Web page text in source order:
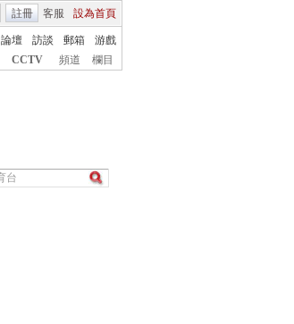
客服 設為首頁
註冊
論壇 訪談 郵箱
游戲
CCTV 頻道 欄目